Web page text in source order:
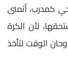
أتمنى
لأن الكرة
الوقت لتأخذ